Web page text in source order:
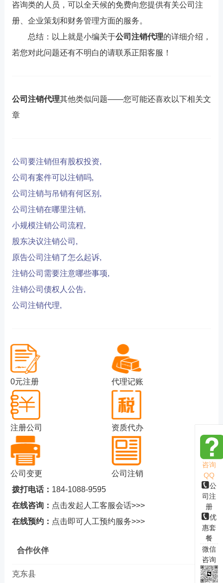
咨询类的人员，可以全天候的免费向您提供有关公司注
册、企业策划和财务管理方面的服务。
总结：以上就是小编关于公司注销代理的详细介绍，
若您对此问题还有不明白的请联系正阳客服！
公司注销代理其他类似问题——您可能还喜欢以下相关文
章
公司要注销但有股权投资,
公司有案件可以注销吗,
公司注销与吊销有何区别,
公司注销在哪里注销,
小规模注销公司流程,
股东决议注销公司,
原告公司注销了怎么起诉,
注销公司需要注意哪些事项,
注销公司债权人公告,
公司注销代理,
0元注册 代理记账
注册公司 资质代办
公司变更
公司注销
拨打电话： 184-1088-9595
在线咨询： 点击发起人工客服会话>>>
在线预约： 点击即可人工预约服务>>>
合作伙伴
克东县
咨询
QQ
公
司注
册
优
惠套
餐
微信
咨询